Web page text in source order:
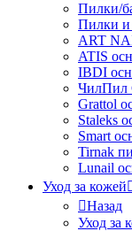
Пилки/
Пилки
ART
ATIS
IBDI
ЧилПил
Grattol
Staleks
Smart
Tirnak
Lunail
Уход за кожей
Назад
Уход за